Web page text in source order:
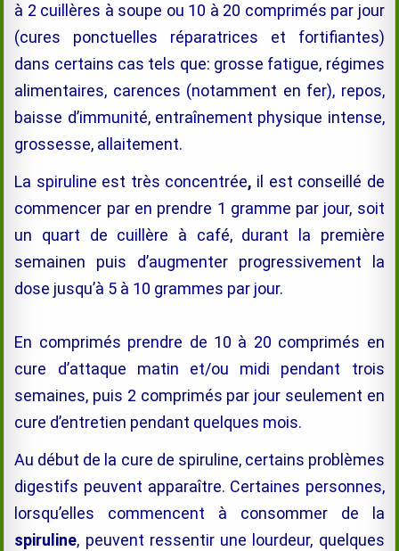
à 2 cuillères à soupe ou 10 à 20 comprimés par jour
(cures ponctuelles réparatrices et fortifiantes)
dans certains cas tels que: grosse fatigue, régimes
alimentaires, carences (notamment en fer), repos,
baisse d’immunité, entraînement physique intense,
grossesse, allaitement.
La spiruline est très concentrée, il est conseillé de
commencer par en prendre 1 gramme par jour, soit
un quart de cuillère à café, durant la première
semainen puis d’augmenter progressivement la
dose jusqu’à 5 à 10 grammes par jour.
En comprimés prendre de 10 à 20 comprimés en
cure d’attaque matin et/ou midi pendant trois
semaines, puis 2 comprimés par jour seulement en
cure d’entretien pendant quelques mois.
Au début de la cure de spiruline, certains problèmes
digestifs peuvent apparaître. Certaines personnes,
lorsqu’elles commencent à consommer de la
spiruline, peuvent ressentir une lourdeur, quelques